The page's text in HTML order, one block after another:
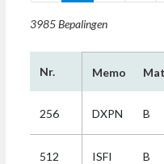
3985 Bepalingen
Nr. Memo
256 DXPN B
512 ISFI B